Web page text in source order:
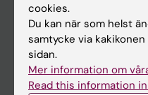
Det här är
A-Ö på
Guide för nya medarbetare
Innovationsstöd
cookies.
Du kan när som helst
samtycke via
sidan.
Mer information om
Read this information in